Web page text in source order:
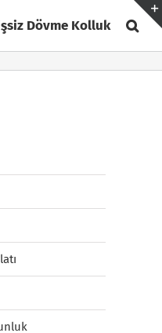
Dövme Kolluk